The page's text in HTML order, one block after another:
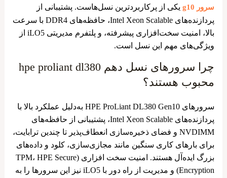
سرور g10
یکی از پرکاربردترین نسل‌هاست. پشتیبانی از
پردازنده‌های Intel Xeon Scalable، حافظه‌های DDR4 با سرعت
بالا، امنیت سخت‌افزاری پیشرفته، و پلتفرم مدیریتی iLO5 از
ویژگی‌های مهم این نسل است.
چرا سرورهای نسل دهم hpe proliant dl380
محبوب هستند؟
سرورهای HPE ProLiant DL380 Gen10 به‌دلیل عملکرد بالا با
پردازنده‌های Intel Xeon Scalable، پشتیبانی از حافظه‌های
NVDIMM و فضای ذخیره‌سازی انعطاف‌پذیر تا چندین ترابایت،
برای بارهای کاری سنگین مانند مجازی‌سازی، کلود و داده‌های
بزرگ ایده‌آل هستند. امنیت سخت‌ افزاری (TPM، HPE Secure
Encryption) و مدیریت از راه دور با iLO5 نیز این سرورها را به